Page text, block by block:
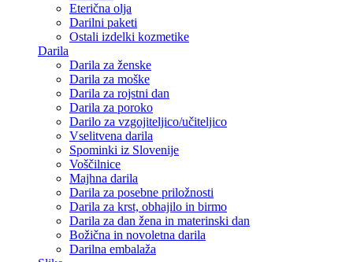
Eterična olja
Darilni paketi
Ostali izdelki kozmetike
Darila
Darila za ženske
Darila za moške
Darila za rojstni dan
Darila za poroko
Darilo za vzgojiteljico/učiteljico
Vselitvena darila
Spominki iz Slovenije
Voščilnice
Majhna darila
Darila za posebne priložnosti
Darila za krst, obhajilo in birmo
Darila za dan žena in materinski dan
Božična in novoletna darila
Darilna embalaža